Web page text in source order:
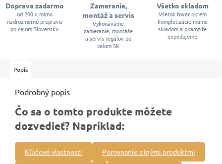
Doprava zadarmo
od 200 € mimo
nadrozmernú prepravu
po celom Slovensku
Zameranie,
montáž a servis
Vykonávame
zameranie, montáže
a servis regálov po
celom SK
Všetko skladom
Všetok tovar okrem
kompletizácie máme
skladom a okamžite
expedujeme
Popis
Podrobný popis
Čo sa o tomto produkte môžete
dozvedieť? Napríklad:
Kľúčové vlastnosti Porovnanie s inými produktmi